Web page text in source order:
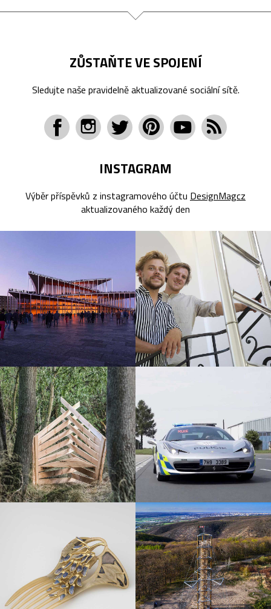
ZŮSTAŇTE VE SPOJENÍ
Sledujte naše pravidelně aktualizované sociální sítě.
INSTAGRAM
Výběr příspěvků z instagramového účtu DesignMagcz
aktualizovaného každý den